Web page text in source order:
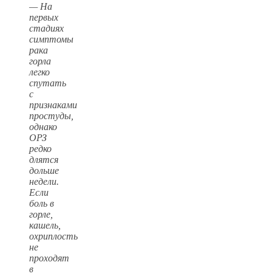
— На
первых
стадиях
симптомы
рака
горла
легко
спутать
с
признаками
простуды,
однако
ОРЗ
редко
длятся
дольше
недели.
Если
боль в
горле,
кашель,
охриплость
не
проходят
в